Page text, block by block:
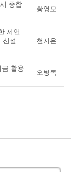
종합
황영모
제언:
신설
천지은
금 활용
오병록